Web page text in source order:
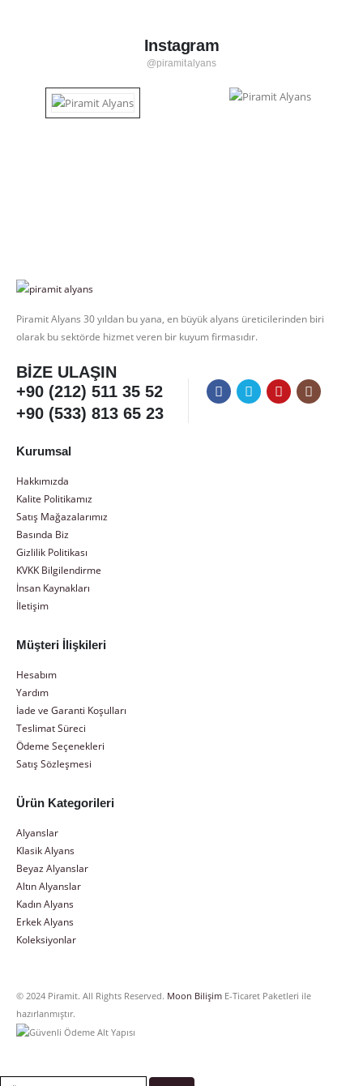
Instagram
@piramitalyans
Piramit Alyans 30 yıldan bu yana, en büyük alyans üreticilerinden biri
olarak bu sektörde hizmet veren bir kuyum firmasıdır.
BIZE ULAŞIN
+90 (212) 511 35 52
+90 (533) 813 65 23
Kurumsal
Hakkımızda
Kalite Politikamız
Satış Mağazalarımız
Basında Biz
Gizlilik Politikası
KVKK Bilgilendirme
İnsan Kaynakları
İletişim
Müşteri İlişkileri
Hesabım
Yardım
İade ve Garanti Koşulları
Teslimat Süreci
Ödeme Seçenekleri
Satış Sözleşmesi
Ürün Kategorileri
Alyanslar
Klasik Alyans
Beyaz Alyanslar
Altın Alyanslar
Kadın Alyans
Erkek Alyans
Koleksiyonlar
© 2024 Piramit. All Rights Reserved. Moon Bilişim E-Ticaret Paketleri ile
hazırlanmıştır.